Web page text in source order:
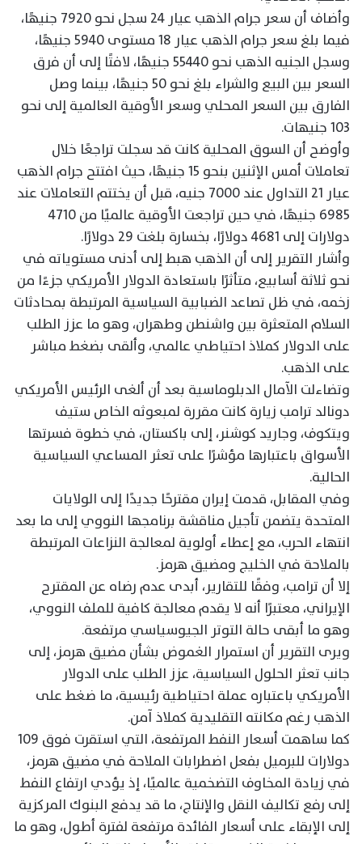
وأضاف أن سعر جرام الذهب عيار 24 سجل نحو 7920 جنيهًا،
فيما بلغ سعر جرام الذهب عيار 18 مستوى 5940 جنيهًا،
وسجل الجنيه الذهب نحو 55440 جنيهًا، لافتًا إلى أن فرق
السعر بين البيع والشراء بلغ نحو 50 جنيهًا، بينما وصل
الفارق بين السعر المحلي وسعر الأوقية العالمية إلى نحو
103 جنيهات.
وأوضح أن السوق المحلية كانت قد سجلت تراجعًا خلال
تعاملات أمس الإثنين بنحو 15 جنيهًا، حيث افتتح جرام الذهب
عيار 21 التداول عند 7000 جنيه، قبل أن يختتم التعاملات عند
6985 جنيهًا، في حين تراجعت الأوقية عالميًا من 4710
دولارات إلى 4681 دولارًا، بخسارة بلغت 29 دولارًا.
وأشار التقرير إلى أن الذهب هبط إلى أدنى مستوياته في
نحو ثلاثة أسابيع، متأثرًا باستعادة الدولار الأمريكي جزءًا من
زخمه، في ظل تصاعد الضبابية السياسية المرتبطة بمحادثات
السلام المتعثرة بين واشنطن وطهران، وهو ما عزز الطلب
على الدولار كملاذ احتياطي عالمي، وألقى بضغط مباشر
على الذهب.
وتضاءلت الآمال الدبلوماسية بعد أن ألغى الرئيس الأمريكي
دونالد ترامب زيارة كانت مقررة لمبعوثه الخاص ستيف
ويتكوف، وجاريد كوشنر، إلى باكستان، في خطوة فسرتها
الأسواق باعتبارها مؤشرًا على تعثر المساعي السياسية
الحالية.
وفي المقابل، قدمت إيران مقترحًا جديدًا إلى الولايات
المتحدة يتضمن تأجيل مناقشة برنامجها النووي إلى ما بعد
انتهاء الحرب، مع إعطاء أولوية لمعالجة النزاعات المرتبطة
بالملاحة في الخليج ومضيق هرمز.
إلا أن ترامب، وفقًا للتقارير، أبدى عدم رضاه عن المقترح
الإيراني، معتبرًا أنه لا يقدم معالجة كافية للملف النووي،
وهو ما أبقى حالة التوتر الجيوسياسي مرتفعة.
ويرى التقرير أن استمرار الغموض بشأن مضيق هرمز، إلى
جانب تعثر الحلول السياسية، عزز الطلب على الدولار
الأمريكي باعتباره عملة احتياطية رئيسية، ما ضغط على
الذهب رغم مكانته التقليدية كملاذ آمن.
كما ساهمت أسعار النفط المرتفعة، التي استقرت فوق 109
دولارات للبرميل بفعل اضطرابات الملاحة في مضيق هرمز،
في زيادة المخاوف التضخمية عالميًا، إذ يؤدي ارتفاع النفط
إلى رفع تكاليف النقل والإنتاج، ما قد يدفع البنوك المركزية
إلى الإبقاء على أسعار الفائدة مرتفعة لفترة أطول، وهو ما